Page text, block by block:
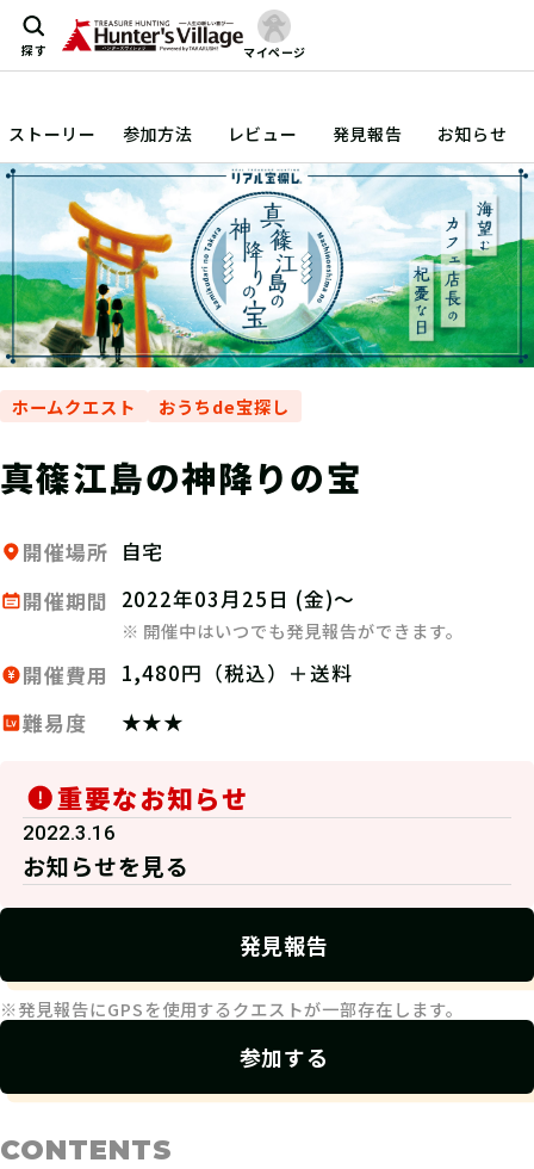
探す マイページ
ストーリー 参加方法 レビュー 発見報告 お知らせ
ホームクエスト おうちde宝探し
真篠江島の神降りの宝
開催場所 自宅
開催期間
2022年03月25日 (金)～
※ 開催中はいつでも発見報告ができます。
開催費用
1,480円（税込）＋送料
難易度
★★★
重要なお知らせ
2022.3.16
お知らせを見る
発見報告
※発見報告にGPSを使用するクエストが一部存在します。
参加する
CONTENTS